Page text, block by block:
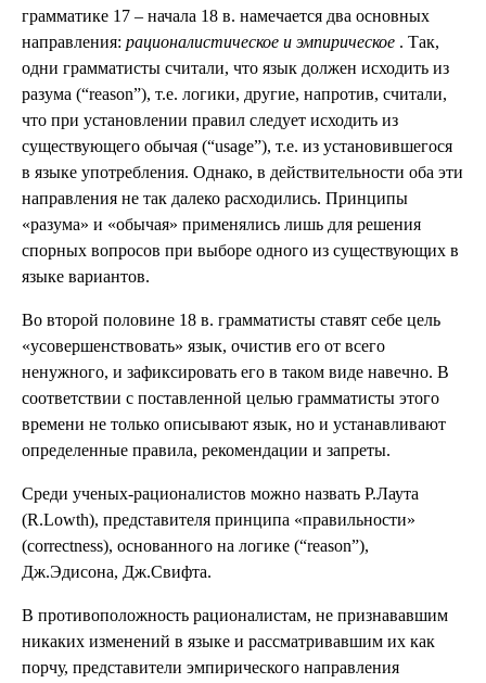
грамматике 17 – начала 18 в. намечается два основных
направления: рационалистическое и эмпирическое . Так,
одни грамматисты считали, что язык должен исходить из
разума (“reason”), т.е. логики, другие, напротив, считали,
что при установлении правил следует исходить из
существующего обычая (“usage”), т.е. из установившегося
в языке употребления. Однако, в действительности оба эти
направления не так далеко расходились. Принципы
«разума» и «обычая» применялись лишь для решения
спорных вопросов при выборе одного из существующих в
языке вариантов.
Во второй половине 18 в. грамматисты ставят себе цель
«усовершенствовать» язык, очистив его от всего
ненужного, и зафиксировать его в таком виде навечно. В
соответствии с поставленной целью грамматисты этого
времени не только описывают язык, но и устанавливают
определенные правила, рекомендации и запреты.
Среди ученых-рационалистов можно назвать Р.Лаута
(R.Lowth), представителя принципа «правильности»
(correctness), основанного на логике (“reason”),
Дж.Эдисона, Дж.Свифта.
В противоположность рационалистам, не признававшим
никаких изменений в языке и рассматривавшим их как
порчу, представители эмпирического направления